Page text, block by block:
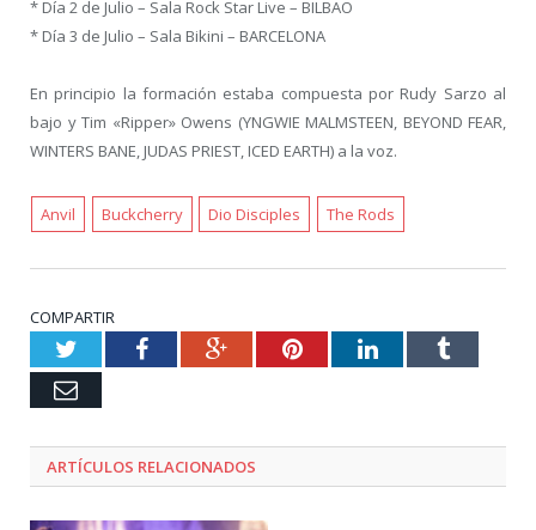
* Día 2 de Julio – Sala Rock Star Live – BILBAO
* Día 3 de Julio – Sala Bikini – BARCELONA
En principio la formación estaba compuesta por Rudy Sarzo al
bajo y Tim «Ripper» Owens (YNGWIE MALMSTEEN, BEYOND FEAR,
WINTERS BANE, JUDAS PRIEST, ICED EARTH) a la voz.
Anvil Buckcherry Dio Disciples The Rods
COMPARTIR
TwitterFacebookGoogle+PinterestLinkedInTumblr
Email
ARTÍCULOS RELACIONADOS